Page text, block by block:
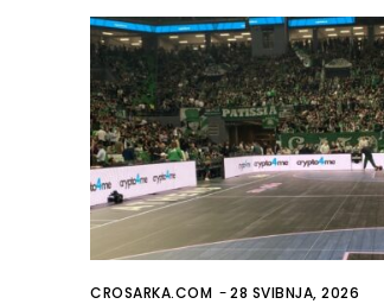
CROSARKA.COM -28 SVIBNJA, 2026